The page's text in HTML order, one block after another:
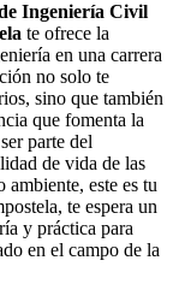
Ingeniería Civil
te ofrece la
en una carrera
no solo te
sino que también
que fomenta la
parte del
de vida de las
este es tu
te espera un
y práctica para
en el campo de la